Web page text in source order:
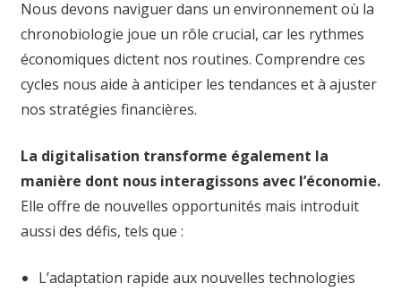
Nous devons naviguer dans un environnement où la
chronobiologie joue un rôle crucial, car les rythmes
économiques dictent nos routines. Comprendre ces
cycles nous aide à anticiper les tendances et à ajuster
nos stratégies financières.
La digitalisation transforme également la
manière dont nous interagissons avec l’économie.
Elle offre de nouvelles opportunités mais introduit
aussi des défis, tels que :
L’adaptation rapide aux nouvelles technologies